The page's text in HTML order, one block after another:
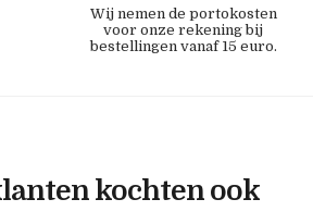
Wij nemen de portokosten
voor onze rekening bij
bestellingen vanaf 15 euro.
kochten ook